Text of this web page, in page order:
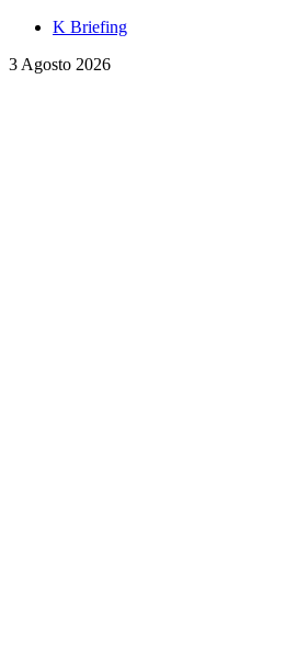
K Briefing
3 Agosto 2026